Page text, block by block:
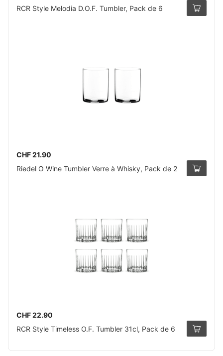
RCR Style Melodia D.O.F. Tumbler, Pack de 6
CHF 21.90
Riedel O Wine Tumbler Verre à Whisky, Pack de 2
CHF 22.90
RCR Style Timeless O.F. Tumbler 31cl, Pack de 6